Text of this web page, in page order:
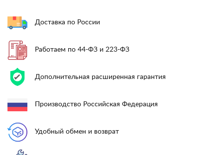
Доставка по России
Работаем по 44-ФЗ и 223-ФЗ
Дополнительная расширенная гарантия
Производство Российская Федерация
Удобный обмен и возврат